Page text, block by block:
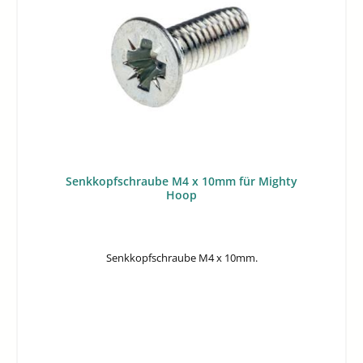
Senkkopfschraube M4 x 10mm für Mighty
Hoop
Senkkopfschraube M4 x 10mm.